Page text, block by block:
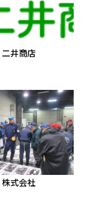
井商店
式会社